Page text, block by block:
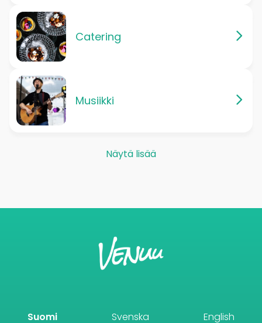
Catering
Musiikki
Näytä lisää
Suomi Svenska English